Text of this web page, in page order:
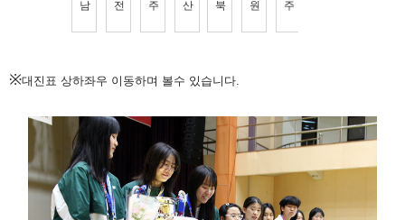
※대진표 상하좌우 이동하며 볼수 있습니다.